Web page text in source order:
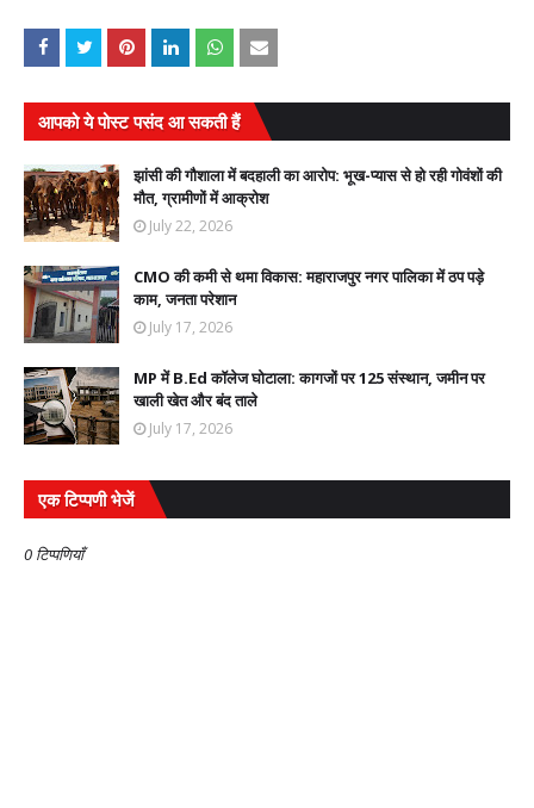
आपको ये पोस्ट पसंद आ सकती हैं
झांसी की गौशाला में बदहाली का आरोप: भूख-प्यास से हो रही गोवंशों की
मौत, ग्रामीणों में आक्रोश
July 22, 2026
CMO की कमी से थमा विकास: महाराजपुर नगर पालिका में ठप पड़े
काम, जनता परेशान
July 17, 2026
MP में B.Ed कॉलेज घोटाला: कागजों पर 125 संस्थान, जमीन पर
खाली खेत और बंद ताले
July 17, 2026
एक टिप्पणी भेजें
0 टिप्पणियाँ